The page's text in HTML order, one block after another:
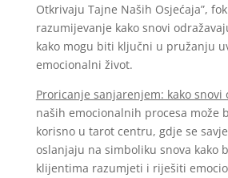
Otkrivaju Tajne Naših Osjećaja”,
razumijevanje kako snovi
kako mogu biti ključni u pružanju
emocionalni život.
Proricanje sanjarenjem: kako
naših emocionalnih procesa može
korisno u tarot centru, gdje se
oslanjaju na simboliku snova kako
klijentima razumjeti i riješiti